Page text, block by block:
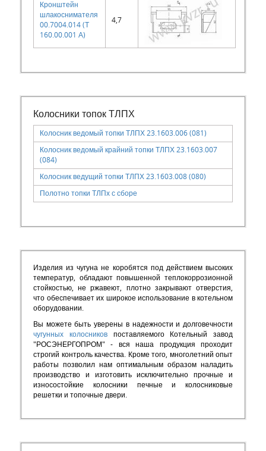
Кронштейн
шлакоснимателя
00.7004.014 (Т
160.00.001 А)
4,7
Колосники топок ТЛПХ
Колосник ведомый топки ТЛПХ 23.1603.006 (081)
Колосник ведомый крайний топки ТЛПХ 23.1603.007
(084)
Колосник ведущий топки ТЛПХ 23.1603.008 (080)
Полотно топки ТЛПх с сборе
Изделия из чугуна не коробятся под действием высоких
температур, обладают повышенной теплокоррозионной
стойкостью, не ржавеют, плотно закрывают отверстия,
что обеспечивает их широкое использование в котельном
оборудовании.
Вы можете быть уверены в надежности и долговечности
чугунных колосниковпоставляемого Котельный завод
"РОСЭНЕРГОПРОМ" - вся наша продукция проходит
строгий контроль качества. Кроме того, многолетний опыт
работы позволил нам оптимальным образом наладить
производство и изготовить исключительно прочные и
износостойкие колосники печные и колосниковые
решетки и топочные двери.